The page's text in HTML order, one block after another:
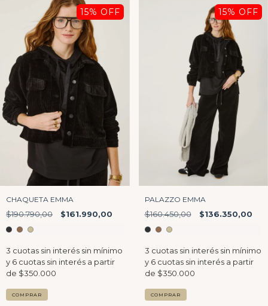
15% OFF
CHAQUETA EMMA
$190.790,00 $161.990,00
COMPRAR
15% OFF
PALAZZO EMMA
$160.450,00 $136.350,00
COMPRAR